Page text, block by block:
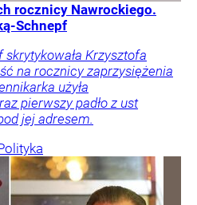
rocznicy Nawrockiego.
Schnepf
Krzysztofa
na rocznicy zaprzysiężenia
użyła
pierwszy padło z ust
jej adresem.